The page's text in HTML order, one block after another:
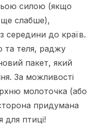
силою (якщо
ще слабше),
середини до країв.
та теля, раджу
пакет, який
За можливості
молоточка (або
придумана
для птиці!